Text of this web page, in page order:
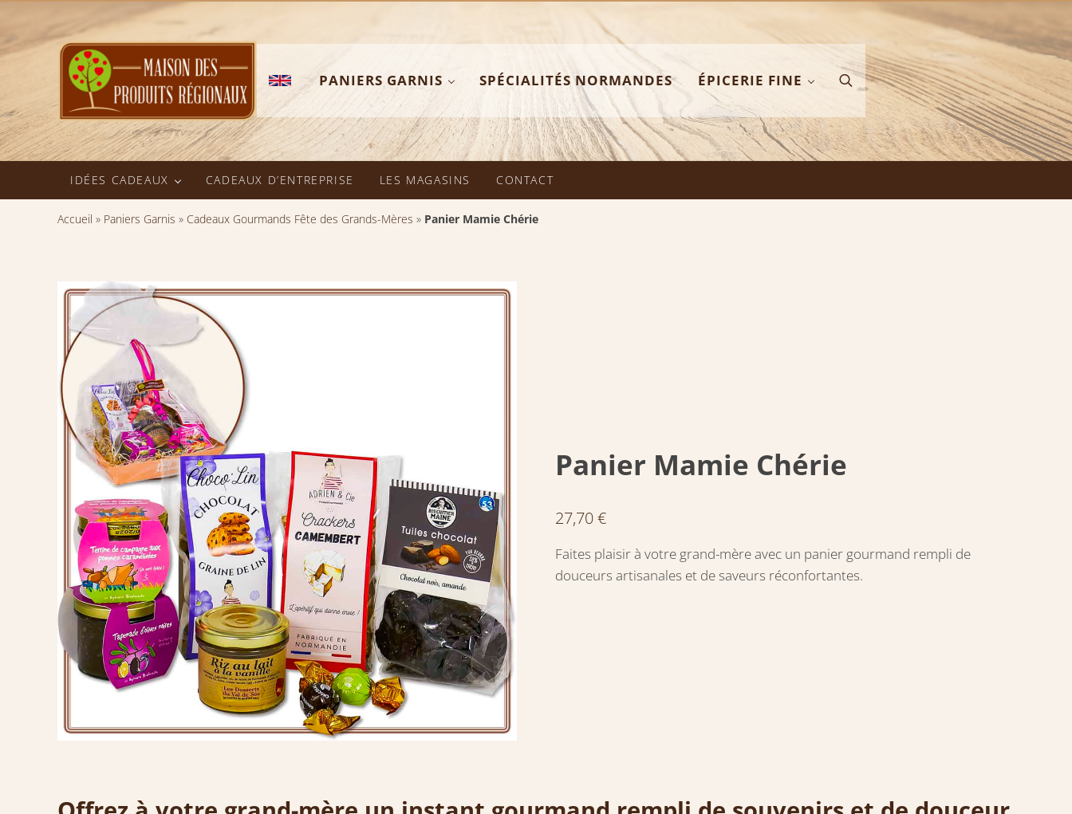
Passer au contenu principal
Skip to header right navigation
Skip to after header navigation
Maison des Produits Régionaux
Panier Garni - Spécialités Normandes - Produit du terroir - Epicerie Fine
PANIERS GARNIS SPÉCIALITÉS NORMANDES ÉPICERIE FINE Search
IDÉES CADEAUX CADEAUX D’ENTREPRISE LES MAGASINS CONTACT
Accueil » Paniers Garnis » Cadeaux Gourmands Fête des Grands-Mères » Panier Mamie Chérie
Panier Mamie Chérie
27,70€
Faites plaisir à votre grand-mère avec un panier gourmand rempli de
douceurs artisanales et de saveurs réconfortantes.